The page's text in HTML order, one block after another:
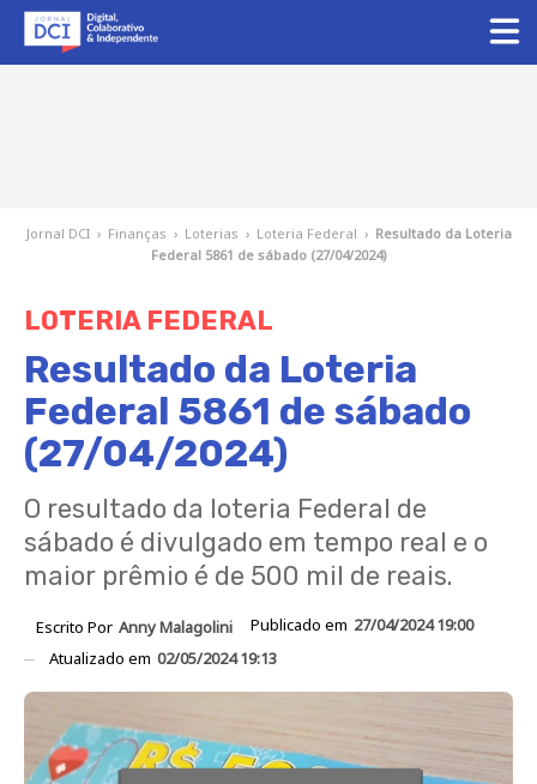
Jornal DCI › Finanças › Loterias › Loteria Federal › Resultado da Loteria
Federal 5861 de sábado (27/04/2024)
LOTERIA FEDERAL
Resultado da Loteria
Federal 5861 de sábado
(27/04/2024)
O resultado da loteria Federal de
sábado é divulgado em tempo real e o
maior prêmio é de 500 mil de reais.
Escrito Por Anny Malagolini Publicado em 27/04/2024 19:00
Atualizado em 02/05/2024 19:13